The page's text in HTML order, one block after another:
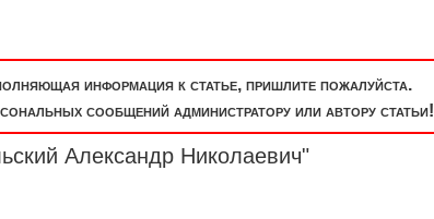
информация к статье, пришлите пожалуйста.
сообщений администратору или автору статьи!
Александр Николаевич"